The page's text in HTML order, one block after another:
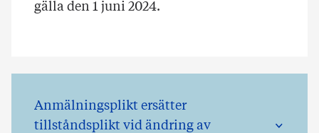
gälla den 1 juni 2024.
Anmälningsplikt ersätter
tillståndsplikt vid ändring av